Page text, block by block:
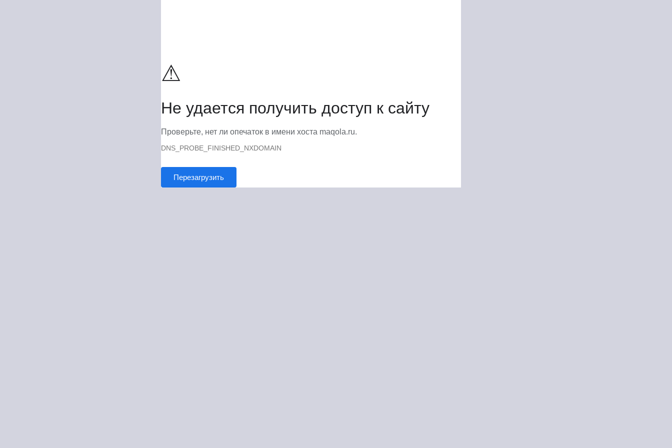
⚠
Не удается получить доступ к сайту
Проверьте, нет ли опечаток в имени хоста maqola.ru.
DNS_PROBE_FINISHED_NXDOMAIN
Перезагрузить